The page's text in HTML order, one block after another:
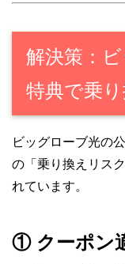
解決策：
特典で乗
ビッグローブ光の
の「乗り換えリス
れています。
① クーポン